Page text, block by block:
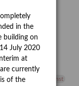
Neue Remise
Pohlhof
Wolf-Rehfeld
Sonderausstellung
studioDIGITAL
Video
Videokunst
in the
building on
July 2020
at
currently
of the